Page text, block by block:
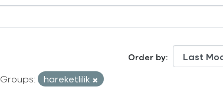
Order by
Groups:
hareketlilik